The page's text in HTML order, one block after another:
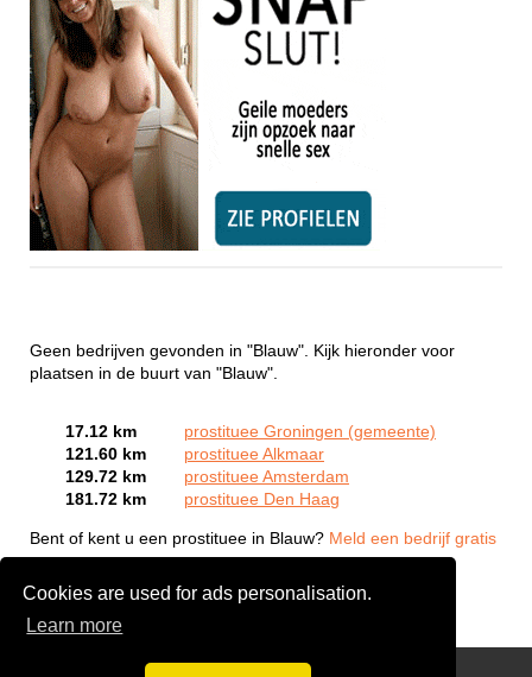
Cookies are used for ads personalisation.
Learn more
Geen bedrijven gevonden in "Blauw". Kijk hieronder voor
plaatsen in de buurt van "Blauw".
17.12 km
prostituee Groningen (gemeente)
121.60 km
prostituee Alkmaar
129.72 km
prostituee Amsterdam
181.72 km
prostituee Den Haag
Bent of kent u een prostituee in Blauw? Meld een bedrijf gratis
aan